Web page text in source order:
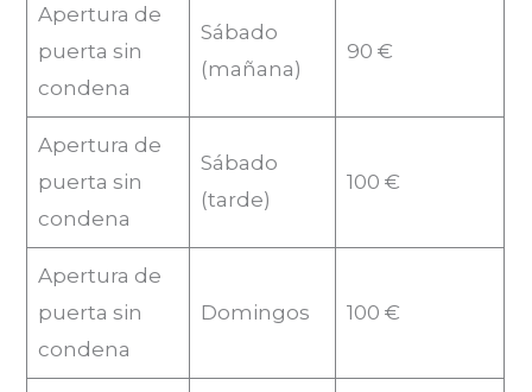
Apertura de
puerta sin
condena
Sábado
(mañana)
90 €
Apertura de
puerta sin
condena
Sábado
(tarde)
100 €
Apertura de
puerta sin
condena
Domingos 100 €